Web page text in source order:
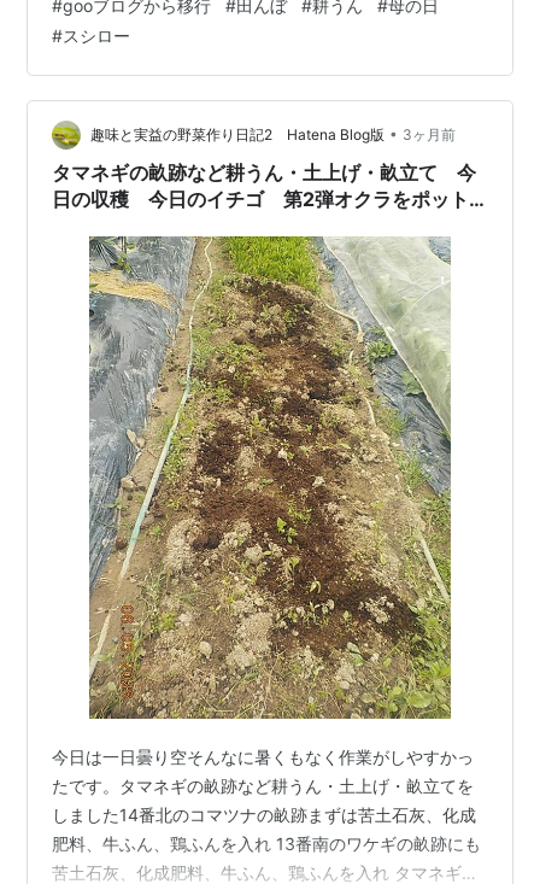
の水路（井手）から下の水路へ水を落としますが、水し
ぶきが地味に邪魔。 そこで、塩ビの波板でガードを作っ
てみました。 改良の余地はありますが、まあよし。 川沿
いの棚田を耕うん開始 僕の後ろに道ができる 耕うん後の
田んぼ そして、３枚の棚田のうち一番下の田をトラクタ
ーで耕うん。 代搔き…
#gooブログから移行 #田んぼ #耕うん #母の日
#スシロー
趣味と実益の野菜作り日記2 Hatena Blog版 • 3ヶ月前
タマネギの畝跡など耕うん・土上げ・畝立て 今
日の収穫 今日のイチゴ 第2弾オクラをポット
今日は一日曇り空そんなに暑くもなく作業がしやすかっ
たです。タマネギの畝跡など耕うん・土上げ・畝立てを
しました14番北のコマツナの畝跡まずは苦土石灰、化成
肥料、牛ふん、鶏ふんを入れ 13番南のワケギの畝跡にも
苦土石灰、化成肥料、牛ふん、鶏ふんを入れ タマネギの